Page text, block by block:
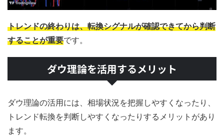
トレンドの終わりは、転換シグナルが確認できてから判断
することが重要です。
ダウ理論を活用するメリット
ダウ理論の活用には、相場状況を把握しやすくなったり、
トレンド転換を判断しやすくなったりするメリットがあり
ます。